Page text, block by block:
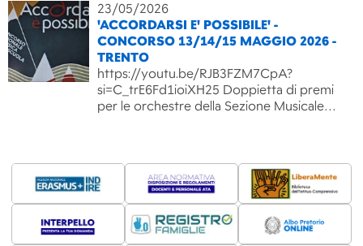
23/05/2026
'ACCORDARSI E' POSSIBILE' -
CONCORSO 13/14/15 MAGGIO 2026 -
TRENTO
https://youtu.be/RJB3FZM7CpA?
si=C_trE6Fd1ioiXH25 Doppietta di premi
per le orchestre della Sezione Musicale…